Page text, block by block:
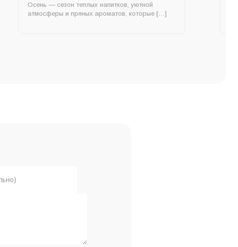
Осень — сезон теплых напитков, уютной
атмосферы и пряных ароматов, которые […]